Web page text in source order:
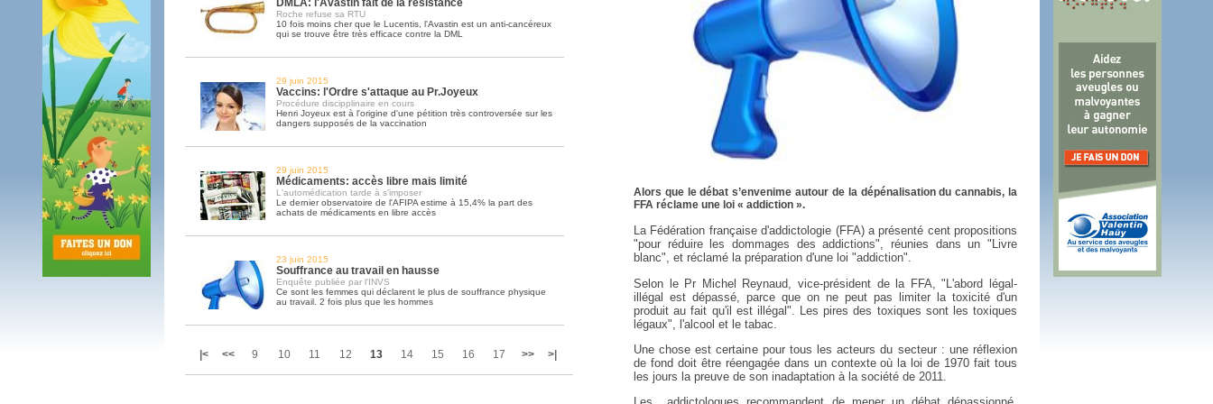
Soins palliatifs: 40 millions de plus en 2016
La journée mondiale des soins palliatifs n'a pas été inutile
lire la suite >>
DMLA: l'Avastin fait de la résistance
Roche refuse sa RTU
10 fois moins cher que le Lucentis, l'Avastin est un anti-cancéreux
qui se trouve être très efficace contre la DML
29 juin 2015
Vaccins: l'Ordre s'attaque au Pr.Joyeux
Procédure discipplinaire en cours
Henri Joyeux est à l'origine d'une pétition très controversée sur les
dangers supposés de la vaccination
29 juin 2015
Médicaments: accès libre mais limité
L'automédication tarde à s'imposer
Le dernier observatoire de l'AFIPA estime à 15,4% la part des
achats de médicaments en libre accès
23 juin 2015
Souffrance au travail en hausse
Enquête publiée par l'INVS
Ce sont les femmes qui déclarent le plus de souffrance physique
au travail. 2 fois plus que les hommes
|< << 9 10 11 12 13 14 15 16 17 >> >|
Alors que le débat s’envenime autour de la dépénalisation du cannabis, la
FFA réclame une loi « addiction ».
La Fédération française d'addictologie (FFA) a présenté cent propositions
"pour réduire les dommages des addictions", réunies dans un "Livre
blanc", et réclamé la préparation d'une loi "addiction".
Selon le Pr Michel Reynaud, vice-président de la FFA, "L'abord légal-
illégal est dépassé, parce que on ne peut pas limiter la toxicité d'un
produit au fait qu'il est illégal". Les pires des toxiques sont les toxiques
légaux", l'alcool et le tabac.
Une chose est certaine pour tous les acteurs du secteur : une réflexion
de fond doit être réengagée dans un contexte où la loi de 1970 fait tous
les jours la preuve de son inadaptation à la société de 2011.